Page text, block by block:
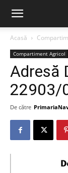
Acasă
Compartiment Agricol
Adresă
22903/
De către